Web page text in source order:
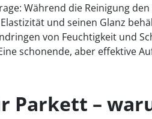
Während die Reinigung
und seinen Glanz
von Feuchtigkeit und
schonende, aber effektive
Parkett –